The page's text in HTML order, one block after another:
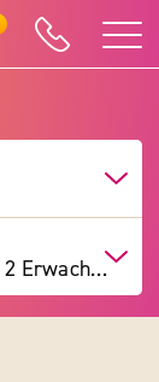
1 Zimmer, 2 Erwachsene